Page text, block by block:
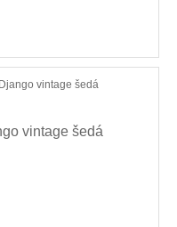
vintage šedá